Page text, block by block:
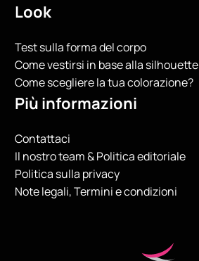
Look
Test sulla forma del corpo
Come vestirsi in base alla silhouette
Come scegliere la tua colorazione?
Più informazioni
Contattaci
Il nostro team & Politica editoriale
Politica sulla privacy
Note legali, Termini e condizioni